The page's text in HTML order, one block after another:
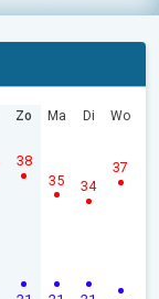
Zo
38
Ma
35
Di
34
Wo
37